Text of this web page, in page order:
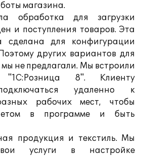
магазина.
обработка для загрузки
и поступления товаров. Эта
сделана для конфигурации
других вариантов для
не предлагали. Мы встроили
8". Клиенту
удаленно к
рабочих мест, чтобы
в программе и быть
продукция и текстиль. Мы
услуги в настройке